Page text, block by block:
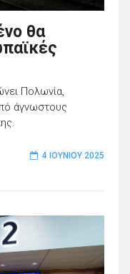
θα
Πολωνία,
άγνωστους
4 ΙΟΥΝΊΟΥ 2025